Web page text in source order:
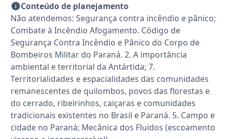
Conteúdo de planejamento
Não atendemos: Segurança contra incêndio e pânico;
Combate à Incêndio Afogamento. Código de
Segurança Contra Incêndio e Pânico do Corpo de
Bombeiros Militar do Paraná. 2. A importância
ambiental e territorial da Antártida; 7.
Territorialidades e espacialidades das comunidades
remanescentes de quilombos, povos das florestas e
do cerrado, ribeirinhos, caiçaras e comunidades
tradicionais existentes no Brasil e Paraná. 5. Campo e
cidade no Paraná; Mecânica dos Fluidos (escoamento